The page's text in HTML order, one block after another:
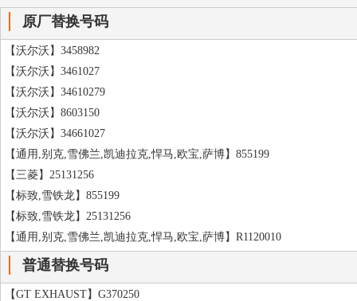
【DA SILVA】SN2260
【EAI】S13
【SWAG】64922505
【MAGNUM TECHNOLOGY】AS0010MT
【DA SILVA】S264
【DA SILVA】SN2250
【DA SILVA】S250
原厂替换号码
【沃尔沃】3458982
【沃尔沃】3461027
【沃尔沃】34610279
【沃尔沃】8603150
【沃尔沃】34661027
【通用,别克,雪佛兰,凯迪拉克,悍马,欧宝,萨博】855199
【三菱】25131256
【标致,雪铁龙】855199
【标致,雪铁龙】25131256
【通用,别克,雪佛兰,凯迪拉克,悍马,欧宝,萨博】R1120010
普通替换号码
【GT EXHAUST】G370250